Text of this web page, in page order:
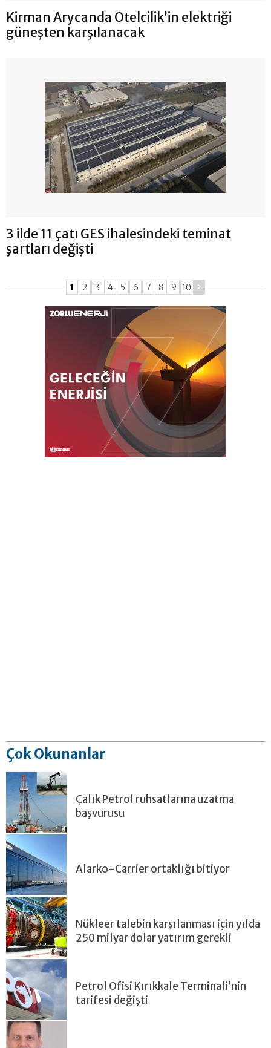
Kirman Arycanda Otelcilik’in elektriği
güneşten karşılanacak
3 ilde 11 çatı GES ihalesindeki teminat
şartları değişti
1 2 3 4 5 6 7 8 9 10
Çok Okunanlar
Çalık Petrol ruhsatlarına uzatma
başvurusu
Alarko-Carrier ortaklığı bitiyor
Nükleer talebin karşılanması için yılda
250 milyar dolar yatırım gerekli
Petrol Ofisi Kırıkkale Terminali’nin
tarifesi değişti